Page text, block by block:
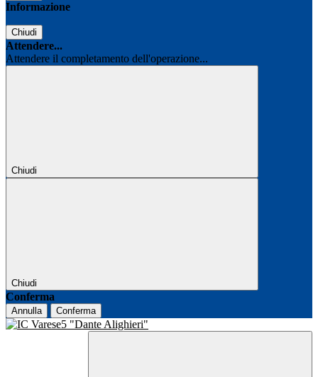
Informazione
Chiudi
Attendere...
Attendere il completamento dell'operazione...
Chiudi
Chiudi
Conferma
Annulla Conferma